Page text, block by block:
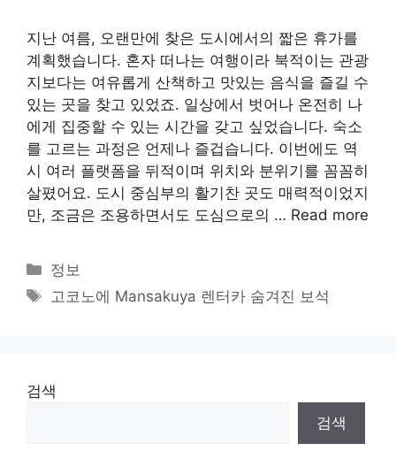
지난 여름, 오랜만에 찾은 도시에서의 짧은 휴가를
계획했습니다. 혼자 떠나는 여행이라 북적이는 관광
지보다는 여유롭게 산책하고 맛있는 음식을 즐길 수
있는 곳을 찾고 있었죠. 일상에서 벗어나 온전히 나
에게 집중할 수 있는 시간을 갖고 싶었습니다. 숙소
를 고르는 과정은 언제나 즐겁습니다. 이번에도 역
시 여러 플랫폼을 뒤적이며 위치와 분위기를 꼼꼼히
살폈어요. 도시 중심부의 활기찬 곳도 매력적이었지
만, 조금은 조용하면서도 도심으로의 … Read more
카
테
정보
태
고코노에 Mansakuya 렌터카 숨겨진 보석
검색
검색